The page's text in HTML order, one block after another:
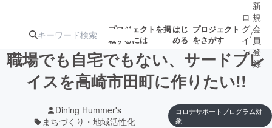
プロジェクトを掲
載するには
はじ
める
プロジェクト
をさがす
ターン
ジェクト
募集終了が近いプ
ロジェクト
もうすぐ公開
されます
ロ
グ
イ
ン
/
新
規
会
員
登
録
職場でも自宅でもない、サードプレ
イスを高崎市田町に作りたい!!
Dining Hummer's
まちづくり・地域活性化
コロナサポートプログラム対
象